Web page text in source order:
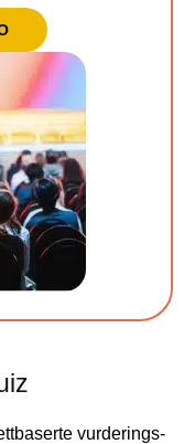
vurderings-